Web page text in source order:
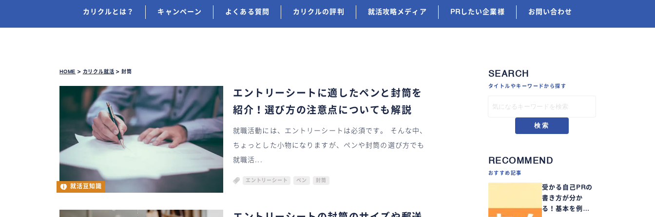
カリクルとは？ キャンペーン よくある質問 カリクルの評判 就活攻略メディア PRしたい企業様 お問い合わせ
HOME > カリクル就活 > 封筒
就活豆知識
エントリーシートに適したペンと封筒を
紹介！選び方の注意点についても解説
就職活動には、エントリーシートは必須です。 そんな中、
ちょっとした小物になりますが、ペンや封筒の選び方でも
就職活...
エントリーシート ペン 封筒
SEARCH
タイトルやキーワードから探す
検索
RECOMMEND
おすすめ記事
受かる自己PRの
書き方が分か
る！基本を例…